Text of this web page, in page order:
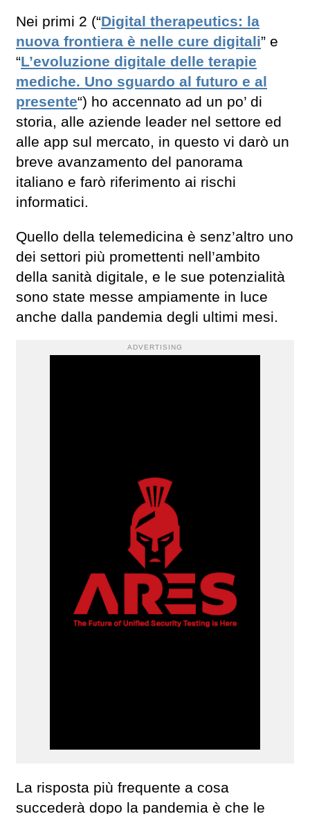
Nei primi 2 (“Digital therapeutics: la
nuova frontiera è nelle cure digitali” e
“L’evoluzione digitale delle terapie
mediche. Uno sguardo al futuro e al
presente“) ho accennato ad un po’ di
storia, alle aziende leader nel settore ed
alle app sul mercato, in questo vi darò un
breve avanzamento del panorama
italiano e farò riferimento ai rischi
informatici.
Quello della telemedicina è senz’altro uno
dei settori più promettenti nell’ambito
della sanità digitale, e le sue potenzialità
sono state messe ampiamente in luce
anche dalla pandemia degli ultimi mesi.
ADVERTISING
La risposta più frequente a cosa
succederà dopo la pandemia è che le